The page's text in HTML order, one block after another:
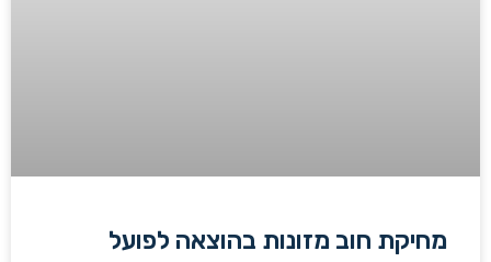
מחיקת חוב מזונות בהוצאה לפועל